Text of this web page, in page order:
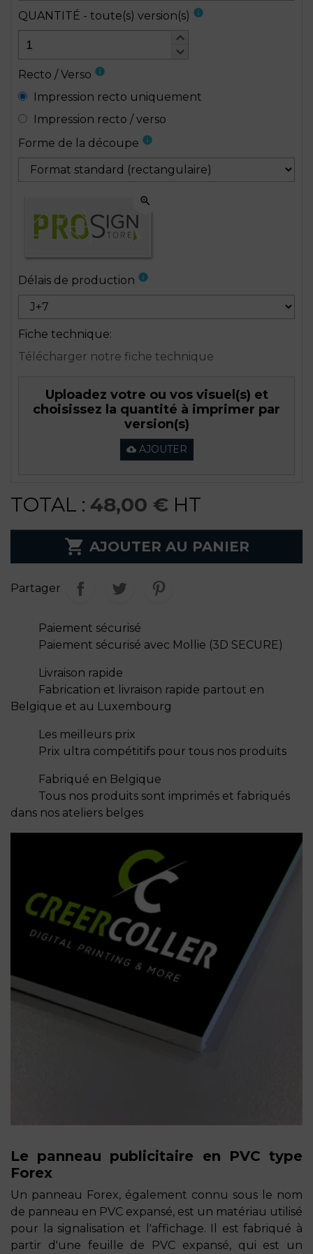
Le panneau publicitaire en PVC type
Forex
Un panneau Forex, également connu sous le nom
de panneau en PVC expansé, est un matériau utilisé
pour la signalisation et l'affichage. Il est fabriqué à
partir d'une feuille de PVC expansé, qui est un
QUANTITÉ - toute(s) version(s) info
keyboard_arrow_up
keyboard_arrow_down
Recto / Verso info
Impression recto uniquement
Impression recto / verso
Forme de la découpe info
zoom_in
Délais de production info
Fiche technique:
Télécharger notre fiche technique
Uploadez votre ou vos visuel(s) et
choisissez la quantité à imprimer par
version(s)
cloud_uploadAJOUTER
TOTAL : 48,00 € HT
 AJOUTER AU PANIER
Partager
Paiement sécurisé
Paiement sécurisé avec Mollie (3D SECURE)
Livraison rapide
Fabrication et livraison rapide partout en
Belgique et au Luxembourg
Les meilleurs prix
Prix ultra compétitifs pour tous nos produits
Fabriqué en Belgique
Tous nos produits sont imprimés et fabriqués
dans nos ateliers belges